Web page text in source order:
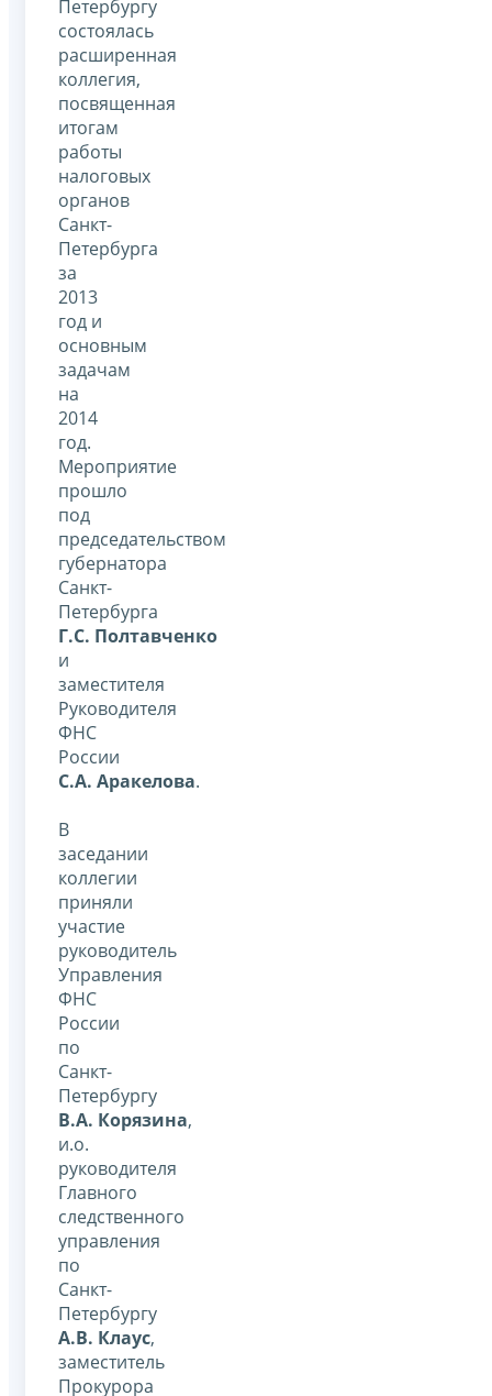
Петербургу
состоялась
расширенная
коллегия,
посвященная
итогам
работы
налоговых
органов
Санкт-
Петербурга
за
2013
год и
основным
задачам
на
2014
год.
Мероприятие
прошло
под
председательством
губернатора
Санкт-
Петербурга
Г.С. Полтавченко
и
заместителя
Руководителя
ФНС
России
С.А. Аракелова.
В
заседании
коллегии
приняли
участие
руководитель
Управления
ФНС
России
по
Санкт-
Петербургу
В.А. Корязина,
и.о.
руководителя
Главного
следственного
управления
по
Санкт-
Петербургу
А.В. Клаус,
заместитель
Прокурора